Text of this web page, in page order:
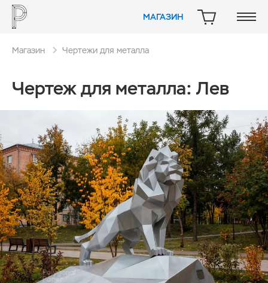
МАГАЗИН КОРЗИНА
Магазин Чертежи для металла
Чертеж для металла: Лев